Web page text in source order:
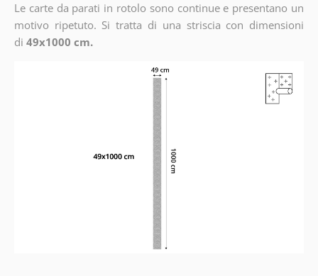
Le carte da parati in rotolo sono continue e presentano un
motivo ripetuto. Si tratta di una striscia con dimensioni
di 49x1000 cm.